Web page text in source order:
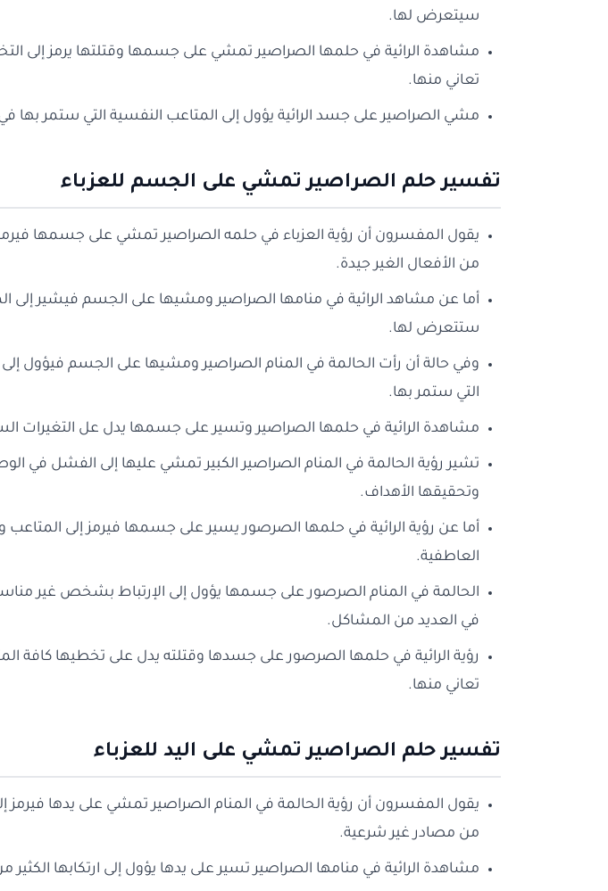
سيتعرض لها.
مشاهدة الرائية في حلمها الصراصير تمشي على جسمها وقتلتها يرمز إلى
تعاني منها.
مشي الصراصير على جسد الرائية يؤول إلى المتاعب النفسية التي ستمر بها في
تفسير حلم الصراصير تمشي على الجسم للعزباء
يقول المفسرون أن رؤية العزباء في حلمه الصراصير تمشي على جسمها فيرمز
من الأفعال الغير جيدة.
أما عن مشاهد الرائية في منامها الصراصير ومشيها على الجسم فيشير إلى
ستتعرض لها.
وفي حالة أن رأت الحالمة في المنام الصراصير ومشيها على الجسم فيؤول
التي ستمر بها.
مشاهدة الرائية في حلمها الصراصير وتسير على جسمها يدل عل التغيرات
تشير رؤية الحالمة في المنام الصراصير الكبير تمشي عليها إلى الفشل في
وتحقيقها الأهداف.
أما عن رؤية الرائية في حلمها الصرصور يسير على جسمها فيرمز إلى المتاعب
العاطفية.
الحالمة في المنام الصرصور على جسمها يؤول إلى الإرتباط بشخص غير
في العديد من المشاكل.
رؤية الرائية في حلمها الصرصور على جسدها وقتلته يدل على تخطيها كافة
تعاني منها.
تفسير حلم الصراصير تمشي على اليد للعزباء
يقول المفسرون أن رؤية الحالمة في المنام الصراصير تمشي على يدها فيرمز
من مصادر غير شرعية.
مشاهدة الرائية في منامها الصراصير تسير على يدها يؤول إلى ارتكابها